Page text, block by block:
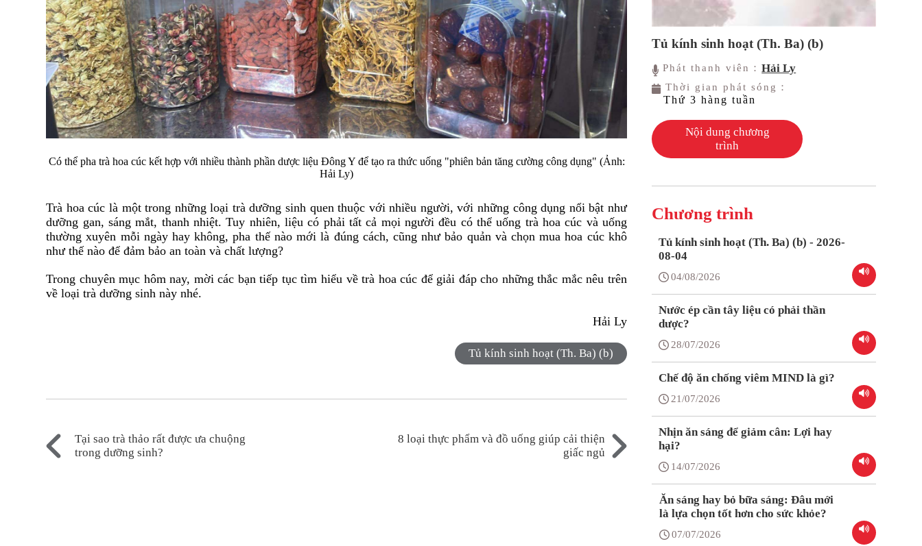
Có thể pha trà hoa cúc kết hợp với nhiều thành phần dược liệu Đông Y để tạo ra thức uống "phiên bản tăng cường công dụng" (Ảnh:
Hải Ly)
Trà hoa cúc là một trong những loại trà dưỡng sinh quen thuộc với nhiều người, với những công dụng nổi bật như
dưỡng gan, sáng mắt, thanh nhiệt. Tuy nhiên, liệu có phải tất cả mọi người đều có thể uống trà hoa cúc và uống
thường xuyên mỗi ngày hay không, pha thế nào mới là đúng cách, cũng như bảo quản và chọn mua hoa cúc khô
như thế nào để đảm bảo an toàn và chất lượng?
Trong chuyên mục hôm nay, mời các bạn tiếp tục tìm hiểu về trà hoa cúc để giải đáp cho những thắc mắc nêu trên
về loại trà dưỡng sinh này nhé.
Hải Ly
Tủ kính sinh hoạt (Th. Ba) (b)
Tại sao trà thảo rất được ưa chuộng
trong dưỡng sinh?
8 loại thực phẩm và đồ uống giúp cải thiện
giấc ngủ
Tủ kính sinh hoạt (Th. Ba) (b)
Phát thanh viên：Hải Ly
Thời gian phát sóng：
Thứ 3 hàng tuần
Nội dung chương
trình
Chương trình
Tủ kính sinh hoạt (Th. Ba) (b) - 2026-
08-04
04/08/2026
Nước ép cần tây liệu có phải thần
dược?
28/07/2026
Chế độ ăn chống viêm MIND là gì?
21/07/2026
Nhịn ăn sáng để giảm cân: Lợi hay
hại?
14/07/2026
Ăn sáng hay bỏ bữa sáng: Đâu mới
là lựa chọn tốt hơn cho sức khỏe?
07/07/2026